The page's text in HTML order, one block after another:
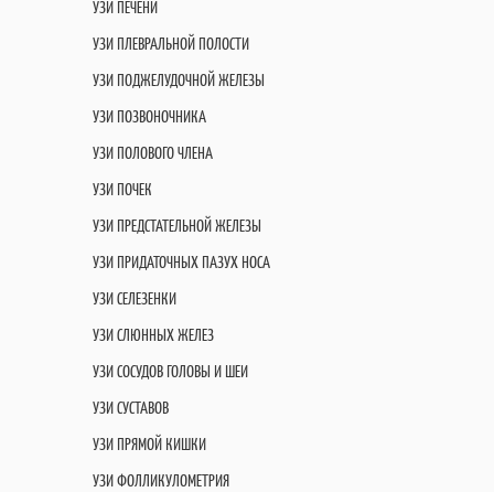
УЗИ ПЕЧЕНИ
УЗИ ПЛЕВРАЛЬНОЙ ПОЛОСТИ
УЗИ ПОДЖЕЛУДОЧНОЙ ЖЕЛЕЗЫ
УЗИ ПОЗВОНОЧНИКА
УЗИ ПОЛОВОГО ЧЛЕНА
УЗИ ПОЧЕК
УЗИ ПРЕДСТАТЕЛЬНОЙ ЖЕЛЕЗЫ
УЗИ ПРИДАТОЧНЫХ ПАЗУХ НОСА
УЗИ СЕЛЕЗЕНКИ
УЗИ СЛЮННЫХ ЖЕЛЕЗ
УЗИ СОСУДОВ ГОЛОВЫ И ШЕИ
УЗИ СУСТАВОВ
УЗИ ПРЯМОЙ КИШКИ
УЗИ ФОЛЛИКУЛОМЕТРИЯ